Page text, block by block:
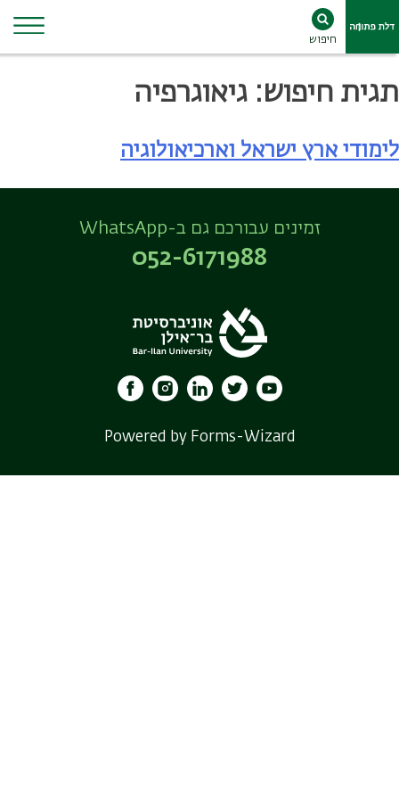
Skip
to
חיפוש
תגית חיפוש: גיאוגרפיה
לימודי ארץ ישראל וארכיאולוגיה
זמינים עבורכם גם ב-WhatsApp
052-6171988
Powered by Forms-Wizard